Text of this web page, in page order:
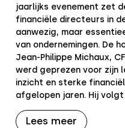
jaarlijks evenement zet
financiële directeurs in
aanwezig, maar
van ondernemingen. De
Jean-Philippe Michaux,
werd geprezen voor zijn
inzicht en sterke
afgelopen jaren. Hij volgt
Lees meer